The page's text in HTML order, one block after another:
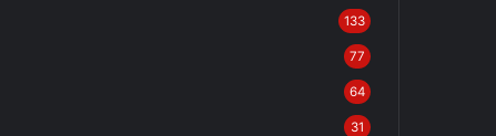
133
77
64
31